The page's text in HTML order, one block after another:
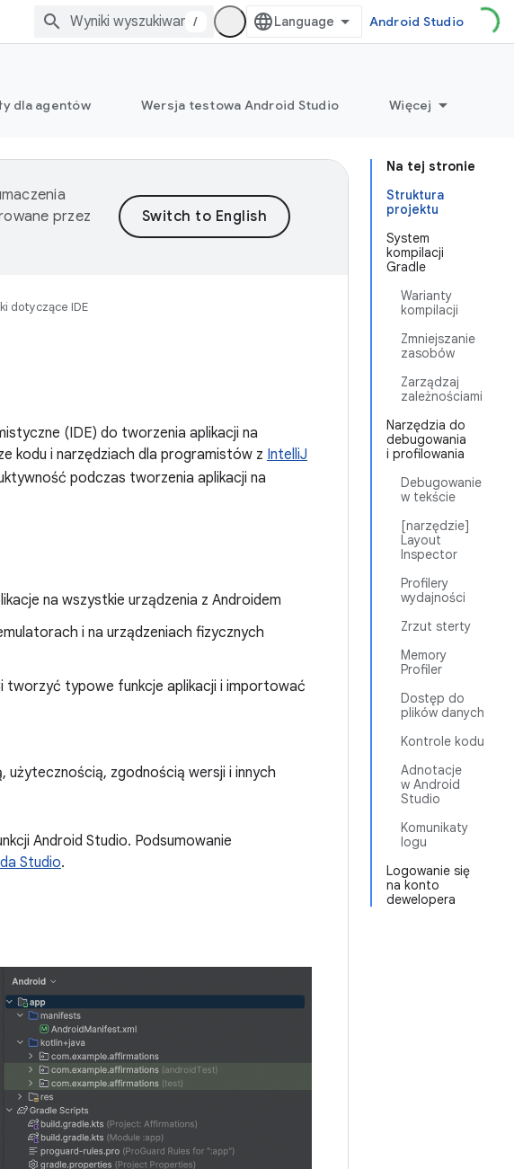
/ Android Studio
dla agentów Wersja testowa Android Studio Więcej
Na tej stronie
Struktura
projektu
System
kompilacji
Gradle
Warianty
kompilacji
Zmniejszanie
zasobów
Zarządzaj
zależnościami
Narzędzia do
debugowania
i profilowania
Debugowanie
w tekście
[narzędzie]
Layout
Inspector
Profilery
wydajności
Zrzut sterty
Memory
Profiler
Dostęp do
plików danych
Kontrole kodu
Adnotacje
w Android
Studio
Komunikaty
logu
Logowanie się
na konto
dewelopera
przez
dotyczące IDE
(IDE) do tworzenia aplikacji na
kodu i narzędziach dla programistów z IntelliJ
podczas tworzenia aplikacji na
na wszystkie urządzenia z Androidem
i na urządzeniach fizycznych
tworzyć typowe funkcje aplikacji i importować
użytecznością, zgodnością wersji i innych
Android Studio. Podsumowanie
Studio.